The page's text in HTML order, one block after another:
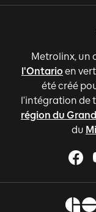
Metrolinx, un
l'Ontario en
été créé
l'intégration de
région du
du